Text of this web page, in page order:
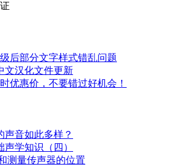
后部分文字样式错乱问题
文汉化文件更新
优惠价，不要错过好机会！
声音如此多样？
学知识（四）
测量传声器的位置